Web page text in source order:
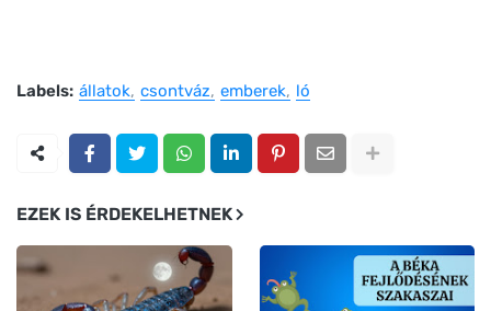
Labels: állatok csontváz emberek ló
EZEK IS ÉRDEKELHETNEK